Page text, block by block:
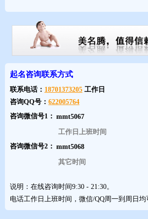
起名咨询联系方式
联系电话： 18701373205 工作日
咨询QQ号： 622005764
咨询微信号1：
工作日上班时间
咨询微信号2：
其它时间
说明：在线咨询时间9:30 - 21:30。
电话工作日上班时间，微信/QQ周一到周日均